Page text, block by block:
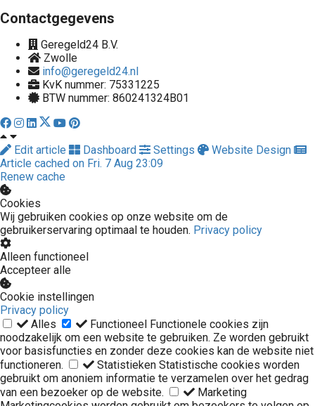
Contactgegevens
Geregeld24 B.V.
Zwolle
info@geregeld24.nl
KvK nummer: 75331225
BTW nummer: 860241324B01
Edit article Dashboard Settings
Website Design
Article cached on Fri. 7 Aug 23:09
Renew cache
Cookies
Wij gebruiken cookies op onze website om de
gebruikerservaring optimaal te houden. Privacy policy
Alleen functioneel
Accepteer alle
Cookie instellingen
Privacy policy
Alles
Functioneel Functionele cookies zijn
noodzakelijk om een website te gebruiken. Ze worden gebruikt
voor basisfuncties en zonder deze cookies kan de website niet
functioneren.
Statistieken Statistische cookies worden
gebruikt om anoniem informatie te verzamelen over het gedrag
van een bezoeker op de website.
Marketing